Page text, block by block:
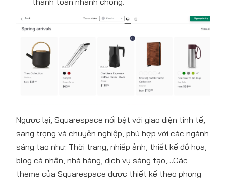
Ngược lại, Squarespace nổi bật với giao diện tinh tế,
sang trọng và chuyên nghiệp, phù hợp với các ngành
sáng tạo như: Thời trang, nhiếp ảnh, thiết kế đồ họa,
blog cá nhân, nhà hàng, dịch vụ sáng tạo,…Các
theme của Squarespace được thiết kế theo phong